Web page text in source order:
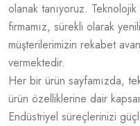
olanak tanıyoruz.
firmamız, sürekli olarak
müşterilerimizin rekabet
vermektedir.
Her bir ürün sayfamızda,
ürün özelliklerine dair
Endüstriyel süreçlerinizi